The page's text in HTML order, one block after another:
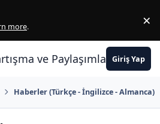
more. ×
ve PaylaşımlarınGiriş Yap
Haberler (Türkçe - İngilizce - Almanca)